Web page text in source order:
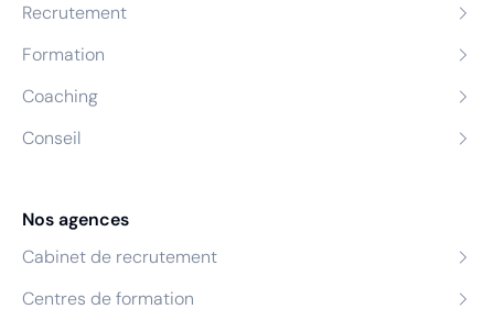
Recrutement
Formation
Coaching
Conseil
Nos agences
Cabinet de recrutement
Centres de formation